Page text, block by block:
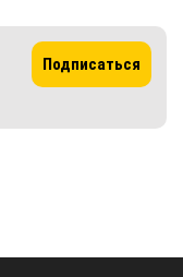
Подписаться